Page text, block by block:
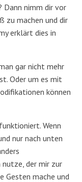
Dann nimm dir vor
zu machen und dir
erklärt dies in
gar nicht mehr
Oder um es mit
können
Wenn
nur nach unten
nutze, der mir zur
Gesten mache und